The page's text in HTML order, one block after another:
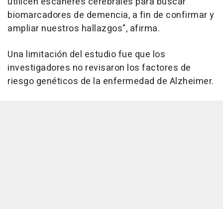
biomarcadores de demencia, a fin de confirmar y
ampliar nuestros hallazgos", afirma.
Una limitación del estudio fue que los
investigadores no revisaron los factores de
riesgo genéticos de la enfermedad de Alzheimer.